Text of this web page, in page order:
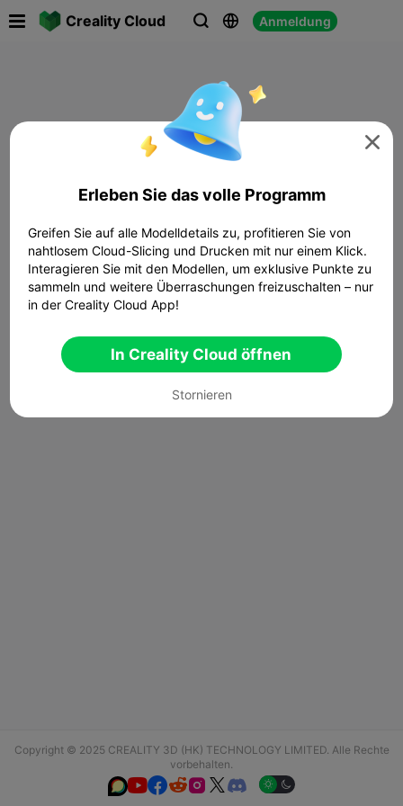
Creality Cloud   Anmeldung
Copyright © 2025 CREALITY 3D (HK) TECHNOLOGY LIMITED. Alle Rechte
vorbehalten.
  

Erleben Sie das volle Programm
Greifen Sie auf alle Modelldetails zu, profitieren Sie von
nahtlosem Cloud-Slicing und Drucken mit nur einem Klick.
Interagieren Sie mit den Modellen, um exklusive Punkte zu
sammeln und weitere Überraschungen freizuschalten – nur
in der Creality Cloud App!
In Creality Cloud öffnen
Stornieren